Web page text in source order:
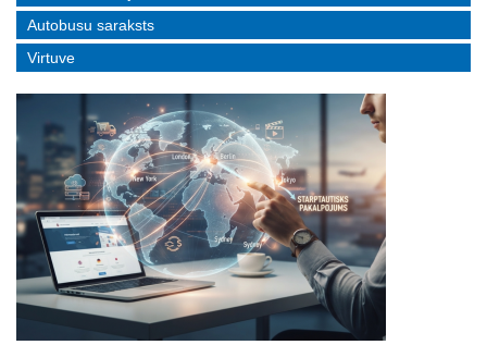
Autobusu saraksts
Virtuve